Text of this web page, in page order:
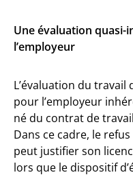
Une évaluation
l’employeur
L’évaluation du
pour l’employeur
né du contrat de
Dans ce cadre, le
peut justifier son
lors que le dispositif